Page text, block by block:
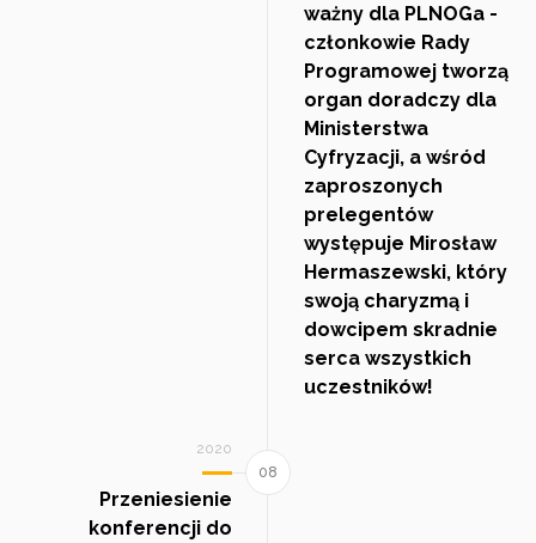
ważny dla PLNOGa -
członkowie Rady
Programowej tworzą
organ doradczy dla
Ministerstwa
Cyfryzacji, a wśród
zaproszonych
prelegentów
występuje Mirosław
Hermaszewski, który
swoją charyzmą i
dowcipem skradnie
serca wszystkich
uczestników!
2020
Przeniesienie
konferencji do